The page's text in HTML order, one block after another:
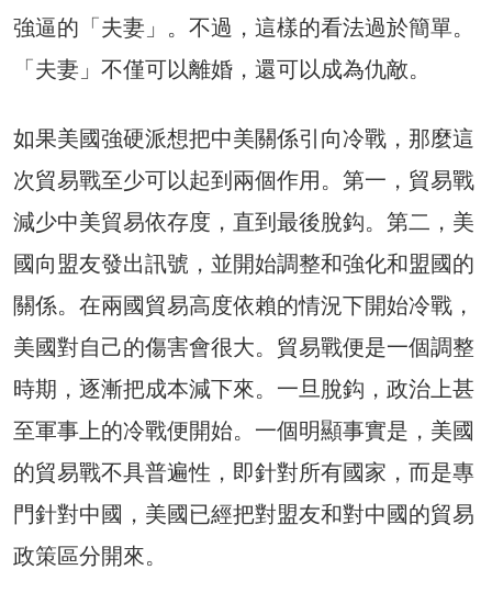
強逼的「夫妻」。不過，這樣的看法過於簡單。
「夫妻」不僅可以離婚，還可以成為仇敵。
如果美國強硬派想把中美關係引向冷戰，那麼這
次貿易戰至少可以起到兩個作用。第一，貿易戰
減少中美貿易依存度，直到最後脫鈎。第二，美
國向盟友發出訊號，並開始調整和強化和盟國的
關係。在兩國貿易高度依賴的情況下開始冷戰，
美國對自己的傷害會很大。貿易戰便是一個調整
時期，逐漸把成本減下來。一旦脫鈎，政治上甚
至軍事上的冷戰便開始。一個明顯事實是，美國
的貿易戰不具普遍性，即針對所有國家，而是專
門針對中國，美國已經把對盟友和對中國的貿易
政策區分開來。